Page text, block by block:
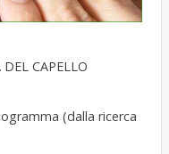
CAPELLO
(dalla ricerca